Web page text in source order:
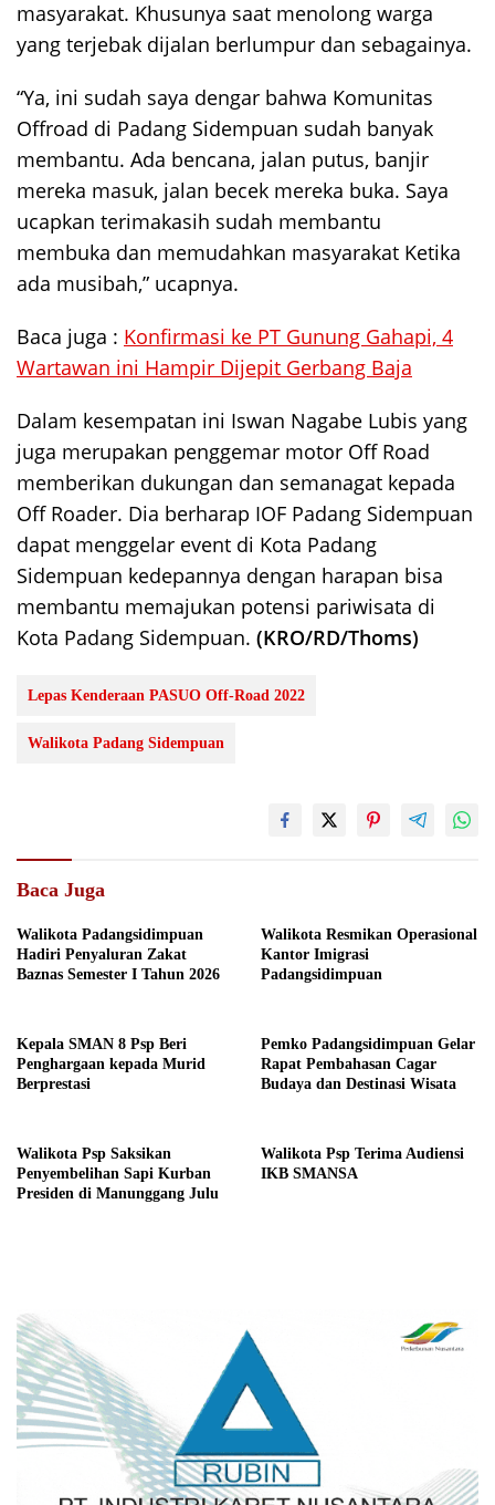
masyarakat. Khusunya saat menolong warga
yang terjebak dijalan berlumpur dan sebagainya.
“Ya, ini sudah saya dengar bahwa Komunitas
Offroad di Padang Sidempuan sudah banyak
membantu. Ada bencana, jalan putus, banjir
mereka masuk, jalan becek mereka buka. Saya
ucapkan terimakasih sudah membantu
membuka dan memudahkan masyarakat Ketika
ada musibah,” ucapnya.
Baca juga : Konfirmasi ke PT Gunung Gahapi, 4
Wartawan ini Hampir Dijepit Gerbang Baja
Dalam kesempatan ini Iswan Nagabe Lubis yang
juga merupakan penggemar motor Off Road
memberikan dukungan dan semanagat kepada
Off Roader. Dia berharap IOF Padang Sidempuan
dapat menggelar event di Kota Padang
Sidempuan kedepannya dengan harapan bisa
membantu memajukan potensi pariwisata di
Kota Padang Sidempuan. (KRO/RD/Thoms)
Lepas Kenderaan PASUO Off-Road 2022
Walikota Padang Sidempuan
Baca Juga
Walikota Padangsidimpuan
Hadiri Penyaluran Zakat
Baznas Semester I Tahun 2026
Walikota Resmikan Operasional
Kantor Imigrasi
Padangsidimpuan
Kepala SMAN 8 Psp Beri
Penghargaan kepada Murid
Berprestasi
Pemko Padangsidimpuan Gelar
Rapat Pembahasan Cagar
Budaya dan Destinasi Wisata
Walikota Psp Saksikan
Penyembelihan Sapi Kurban
Presiden di Manunggang Julu
Walikota Psp Terima Audiensi
IKB SMANSA